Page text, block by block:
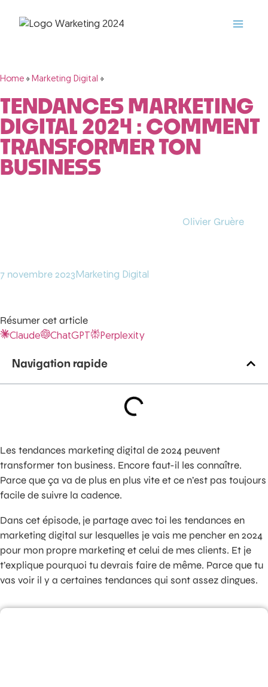
Home » Marketing Digital »
TENDANCES MARKETING
DIGITAL 2024 : COMMENT
TRANSFORMER TON
BUSINESS
Olivier Gruère
7 novembre 2023 Marketing Digital
Résumer cet article
Claude ChatGPT Perplexity
Navigation rapide
Les tendances marketing digital de 2024 peuvent
transformer ton business. Encore faut-il les connaître.
Parce que ça va de plus en plus vite et ce n’est pas toujours
facile de suivre la cadence.
Dans cet épisode, je partage avec toi les tendances en
marketing digital sur lesquelles je vais me pencher en 2024
pour mon propre marketing et celui de mes clients. Et je
t’explique pourquoi tu devrais faire de même. Parce que tu
vas voir il y a certaines tendances qui sont assez dingues.